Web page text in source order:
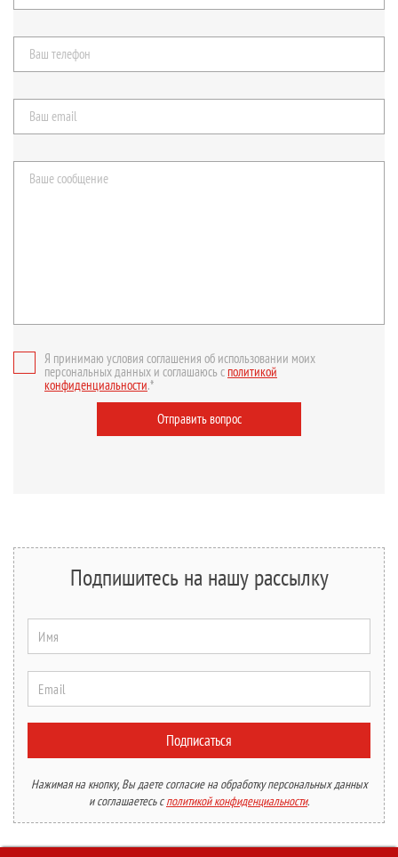
Я принимаю условия соглашения об использовании моих
персональных данных и соглашаюсь сполитикой
конфиденциальности.*
Отправить вопрос
Подпишитесь на нашу рассылку
Имя
Email
Подписаться
Нажимая на кнопку, Вы даете согласие на обработку персональных данных
и соглашаетесь сполитикой конфиденциальности.